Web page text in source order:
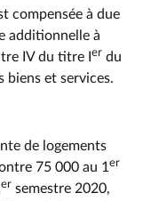
compensée à due
additionnelle à
IV du titre I er du
biens et services.
de logements
75 000 au 1 er
er semestre 2020,